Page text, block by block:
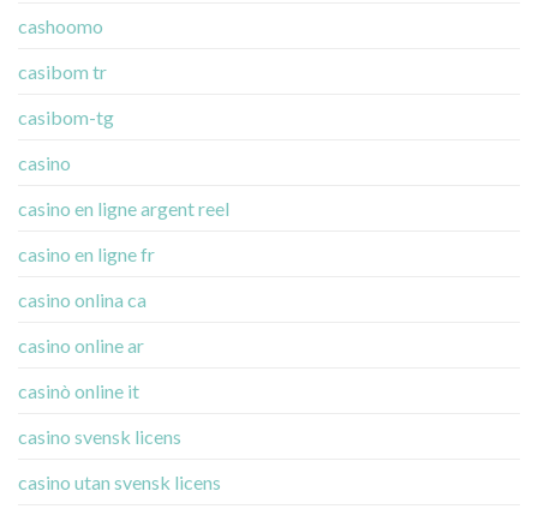
cashoomo
casibom tr
casibom-tg
casino
casino en ligne argent reel
casino en ligne fr
casino onlina ca
casino online ar
casinò online it
casino svensk licens
casino utan svensk licens